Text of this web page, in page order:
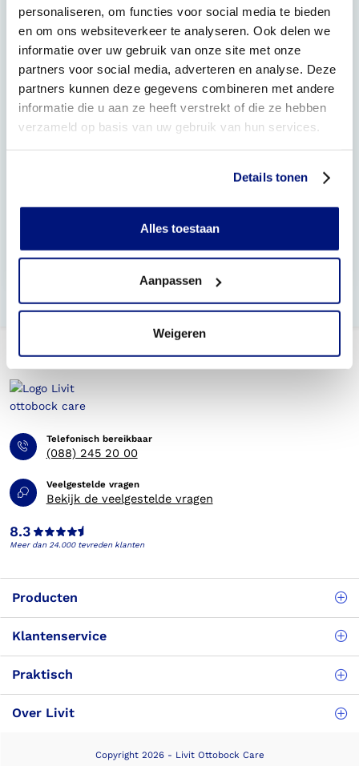
personaliseren, om functies voor social media te bieden
en om ons websiteverkeer te analyseren. Ook delen we
informatie over uw gebruik van onze site met onze
partners voor social media, adverteren en analyse. Deze
partners kunnen deze gegevens combineren met andere
informatie die u aan ze heeft verstrekt of die ze hebben
verzameld op basis van uw gebruik van hun services.
Details tonen
Alles toestaan
Aanpassen
Weigeren
Wat is podotherapie?
Wat is een verwijsbrief?
orthopedische aanpassing aan een confectieschoen
(OVAC)?
Bij welke klachten helpen steunzolen?
Wat kosten steunzolen en worden ze vergoed?
zorgverzekeraar regelen?
Telefonisch bereikbaar
(088) 245 20 00
Veelgestelde vragen
Bekijk de veelgestelde vragen
8.3
Meer dan 24.000 tevreden klanten
Producten
Klantenservice
Praktisch
Over Livit
Copyright 2026 - Livit Ottobock Care